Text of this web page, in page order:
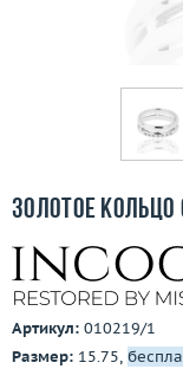
Бесплатная
3D-тур по
Золотое
Артикул: 010219/1
Размер: 15.75,